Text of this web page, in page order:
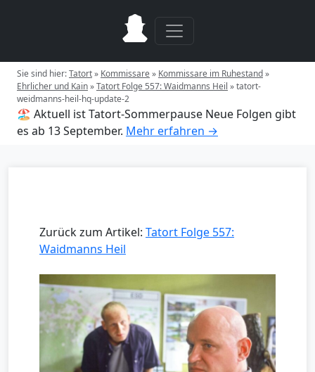
Sie sind hier:Tatort» Kommissare» Kommissare im Ruhestand»
Ehrlicher und Kain»Tatort Folge 557: Waidmanns Heil »tatort-
weidmanns-heil-hq-update-2
🏖️ Aktuell ist Tatort-Sommerpause Neue Folgen gibt
es ab 13 September. Mehr erfahren →
Zurück zum Artikel: Tatort Folge 557:
Waidmanns Heil